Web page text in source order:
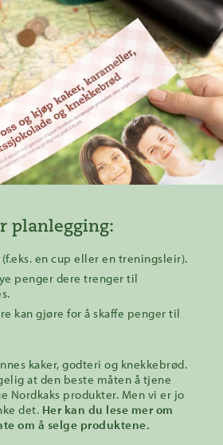
planlegging:
en cup eller en treningsleir).
penger dere trenger til
kan gjøre for å skaffe penger til
kaker, godteri og knekkebrød.
at den beste måten å tjene
Nordkaks produkter. Men vi er jo
det. Her kan du lese mer om
om å selge produktene.